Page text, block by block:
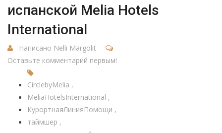
испанской Melia Hotels
International
Написано Nelli Margolit
Оставьте комментарий первым!
CirclebyMelia
MeliaHotelsInternational
КурортнаяЛинияПомощи
таймшер